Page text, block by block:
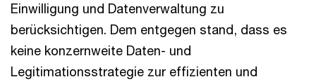
Einwilligung und Datenverwaltung zu
berücksichtigen. Dem entgegen stand, dass es
keine konzernweite Daten- und
Legitimationsstrategie zur effizienten und